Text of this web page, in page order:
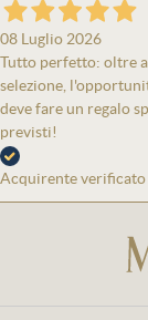
08 Luglio 2026
Tutto perfetto: oltre
selezione,
deve fare un regalo
previsti!
Acquirente verificato